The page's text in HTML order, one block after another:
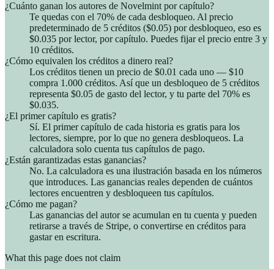
¿Cuánto ganan los autores de Novelmint por capítulo?
Te quedas con el 70% de cada desbloqueo. Al precio
predeterminado de 5 créditos ($0.05) por desbloqueo, eso es
$0.035 por lector, por capítulo. Puedes fijar el precio entre 3 y
10 créditos.
¿Cómo equivalen los créditos a dinero real?
Los créditos tienen un precio de $0.01 cada uno — $10
compra 1.000 créditos. Así que un desbloqueo de 5 créditos
representa $0.05 de gasto del lector, y tu parte del 70% es
$0.035.
¿El primer capítulo es gratis?
Sí. El primer capítulo de cada historia es gratis para los
lectores, siempre, por lo que no genera desbloqueos. La
calculadora solo cuenta tus capítulos de pago.
¿Están garantizadas estas ganancias?
No. La calculadora es una ilustración basada en los números
que introduces. Las ganancias reales dependen de cuántos
lectores encuentren y desbloqueen tus capítulos.
¿Cómo me pagan?
Las ganancias del autor se acumulan en tu cuenta y pueden
retirarse a través de Stripe, o convertirse en créditos para
gastar en escritura.
What this page does not claim